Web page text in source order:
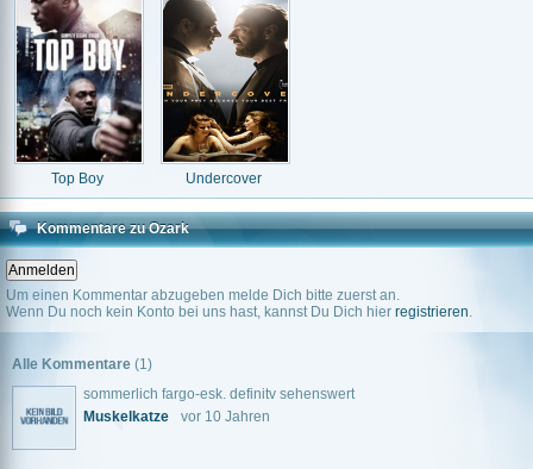
Top Boy Undercover
Kommentare zu Ozark
Um einen Kommentar abzugeben melde Dich bitte zuerst an.
Wenn Du noch kein Konto bei uns hast, kannst Du Dich hier registrieren.
Alle Kommentare (1)
sommerlich fargo-esk. definitv sehenswert
Muskelkatze
vor 10 Jahren